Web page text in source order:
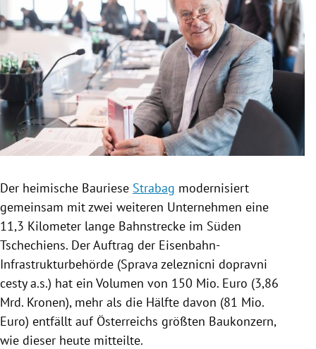
Untermenü
Untermenü
Untermenü
Untermenü
Untermenü
Der heimische Bauriese Strabag modernisiert
gemeinsam mit zwei weiteren Unternehmen eine
11,3 Kilometer lange Bahnstrecke im Süden
Tschechiens. Der Auftrag der Eisenbahn-
Infrastrukturbehörde (Sprava zeleznicni dopravni
cesty a.s.) hat ein Volumen von 150 Mio. Euro (3,86
Mrd. Kronen), mehr als die Hälfte davon (81 Mio.
Euro) entfällt auf Österreichs größten Baukonzern,
wie dieser heute mitteilte.